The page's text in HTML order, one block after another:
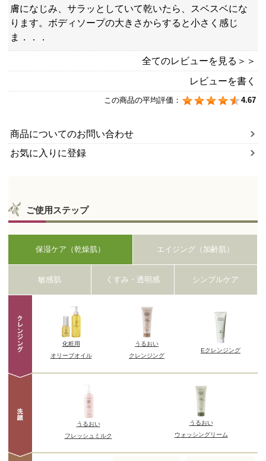
膚になじみ、サラッとしていて乾いたら、スベスベにな
ります。ボディソープの大きさからすると小さく感じ
ま．．．
全てのレビューを見る＞＞
レビューを書く
この商品の平均評価： 4.67
商品についてのお問い合わせ
お気に入りに登録